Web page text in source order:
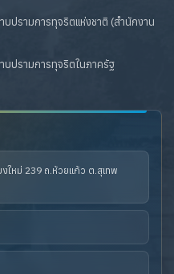
ปรามการทุจริตแห่งชาติ (สำนักงาน
ปรามการทุจริตในภาครัฐ
ใหม่ 239 ถ.ห้วยแก้ว ต.สุเทพ